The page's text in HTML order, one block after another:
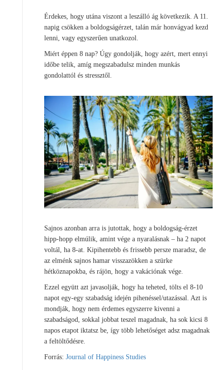
Érdekes, hogy utána viszont a leszálló ág következik. A 11.
napig csökken a boldogságérzet, talán már honvágyad kezd
lenni, vagy egyszerűen unatkozol.
Miért éppen 8 nap? Úgy gondolják, hogy azért, mert ennyi
időbe telik, amíg megszabadulsz minden munkás
gondolattól és stressztől.
Sajnos azonban arra is jutottak, hogy a boldogság-érzet
hipp-hopp elmúlik, amint vége a nyaralásnak – ha 2 napot
voltál, ha 8-at. Kipihentebb és frissebb persze maradsz, de
az elménk sajnos hamar visszazökken a szürke
hétköznapokba, és rájön, hogy a vakációnak vége.
Ezzel együtt azt javasolják, hogy ha teheted, tölts el 8-10
napot egy-egy szabadság idején pihenéssel/utazással. Azt is
mondják, hogy nem érdemes egyszerre kivenni a
szabadságod, sokkal jobbat teszel magadnak, ha sok kicsi 8
napos etapot iktatsz be, így több lehetőséget adsz magadnak
a feltöltődésre.
Forrás: Journal of Happiness Studies